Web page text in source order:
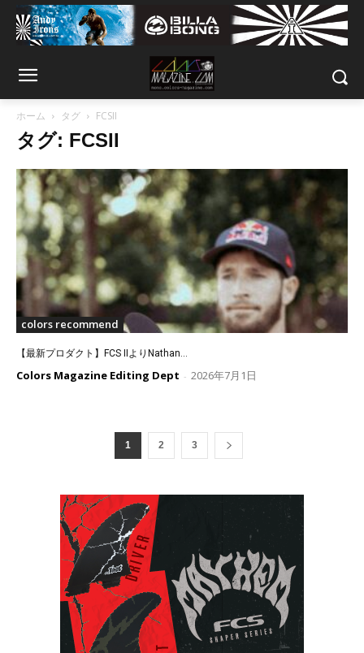
ホーム タグ FCSII
タグ: FCSII
colors recommend
【最新プロダクト】FCS IIよりNathan...
Colors Magazine Editing Dept - 2026年7月1日
1 2 3